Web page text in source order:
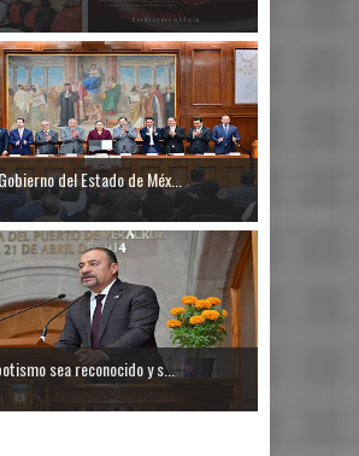
del Estado de Méx...
sea reconocido y s...